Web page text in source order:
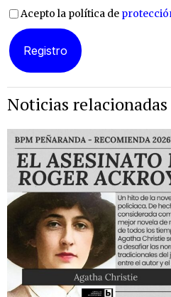
Acepto la política de
Noticias relacionadas